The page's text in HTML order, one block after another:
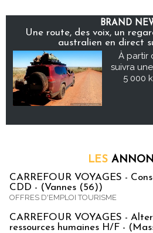
BRAND
Une route, des voix, un
australien en direct
À partir
suivra
5 000
LES
CARREFOUR VOYAGES -
CDD - (Vannes (56))
OFFRES D'EMPLOI TOURISME
CARREFOUR VOYAGES -
ressources humaines H/F -